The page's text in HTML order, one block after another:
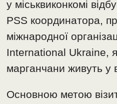
у міськвиконкомі
PSS координатора,
міжнародної
International Ukraine,
марганчани живуть у
Основною метою